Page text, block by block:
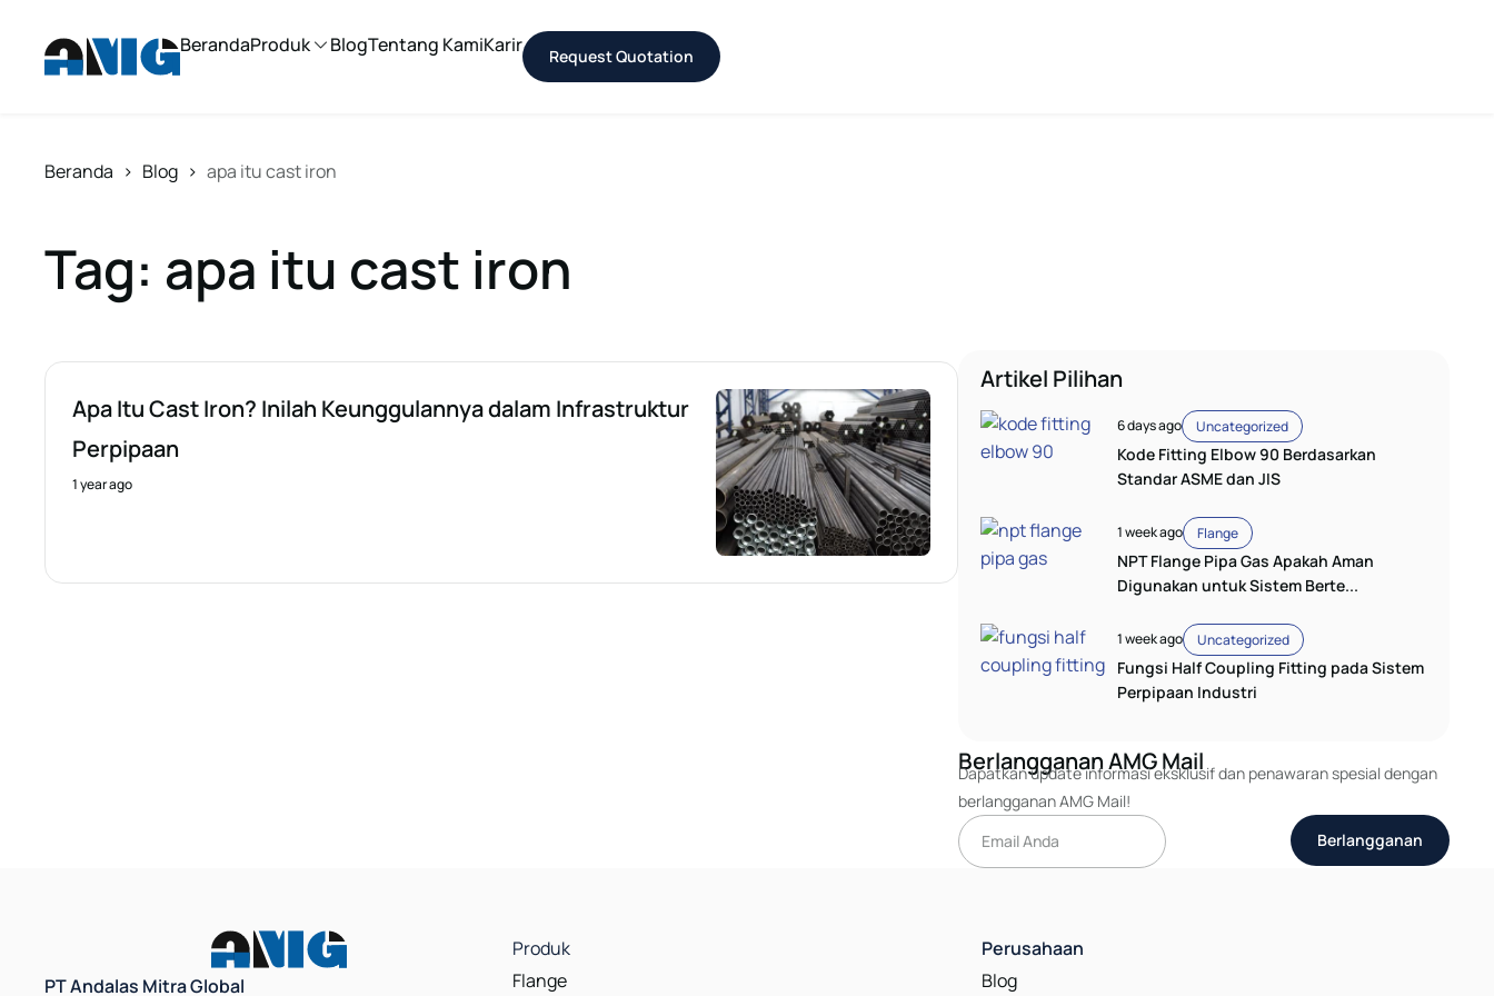
BerandaProduk BlogTentang KamiKarir Request Quotation
Beranda > Blog > apa itu cast iron
Tag: apa itu cast iron
Apa Itu Cast Iron? Inilah Keunggulannya dalam Infrastruktur
Perpipaan
1 year ago
Artikel Pilihan
6 days ago Uncategorized
Kode Fitting Elbow 90 Berdasarkan
Standar ASME dan JIS
1 week ago Flange
NPT Flange Pipa Gas Apakah Aman
Digunakan untuk Sistem Berte...
1 week ago Uncategorized
Fungsi Half Coupling Fitting pada Sistem
Perpipaan Industri
Berlangganan AMG Mail
Dapatkan update informasi eksklusif dan penawaran spesial dengan
berlangganan AMG Mail!
Berlangganan
PT Andalas Mitra Global
Produk
Flange
Perusahaan
Blog